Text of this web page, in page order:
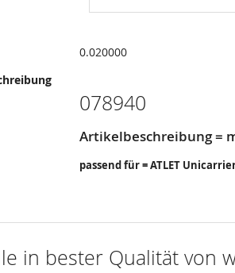
0.020000
078940
Artikelbeschreibung =
passend für = ATLET
in bester Qualität von